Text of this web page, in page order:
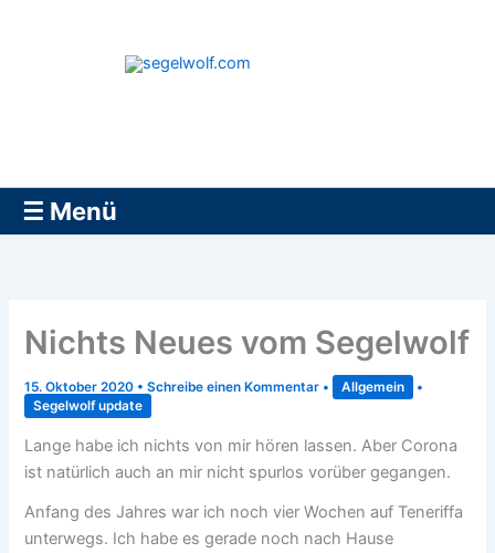
☰ Menü
Nichts Neues vom Segelwolf
15. Oktober 2020 •Schreibe einen Kommentar • Allgemein
•
Segelwolf update
Lange habe ich nichts von mir hören lassen. Aber Corona
ist natürlich auch an mir nicht spurlos vorüber gegangen.
Anfang des Jahres war ich noch vier Wochen auf Teneriffa
unterwegs. Ich habe es gerade noch nach Hause